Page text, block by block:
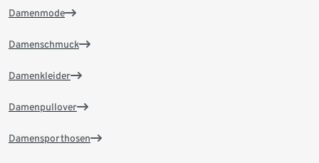
Damenmode
Damenschmuck
Damenkleider
Damenpullover
Damensporthosen